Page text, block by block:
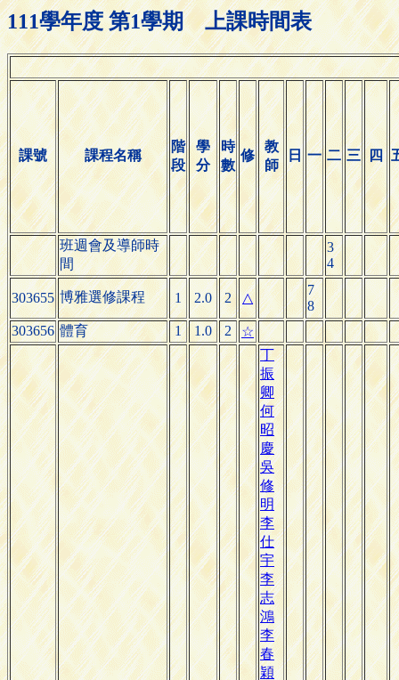
111學年度 第1學期 上課時間表
課號 課程名稱
階
段
學
分
時
數
修
教
師
日 一 二 三 四
班週會及導師時
間
3
4
303655 博雅選修課程 1 2.0 2 △
7
8
303656 體育 1 1.0 2 ☆
丁
振
卿
何
昭
慶
吳
修
明
李
仕
宇
李
志
鴻
李
春
穎